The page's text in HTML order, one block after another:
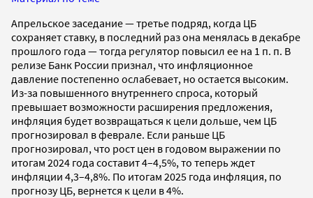
Апрельское заседание — третье подряд, когда ЦБ
сохраняет ставку, в последний раз она менялась в декабре
прошлого года — тогда регулятор повысил ее на 1 п. п. В
релизе Банк России признал, что инфляционное
давление постепенно ослабевает, но остается высоким.
Из-за повышенного внутреннего спроса, который
превышает возможности расширения предложения,
инфляция будет возвращаться к цели дольше, чем ЦБ
прогнозировал в феврале. Если раньше ЦБ
прогнозировал, что рост цен в годовом выражении по
итогам 2024 года составит 4–4,5%, то теперь ждет
инфляции 4,3–4,8%. По итогам 2025 года инфляция, по
прогнозу ЦБ, вернется к цели в 4%.